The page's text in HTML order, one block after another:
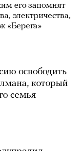
его запомнят
электричества,
«Берега»
освободить
который
семья